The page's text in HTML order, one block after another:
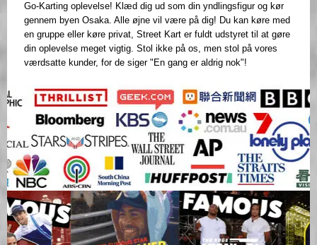
Go-Karting oplevelse! Klæd dig ud som din yndlingsfigur og kør
gennem byen Osaka. Alle øjne vil være på dig! Du kan køre med
en gruppe eller køre privat, Street Kart er fuldt udstyret til at gøre
din oplevelse meget vigtig. Stol ikke på os, men stol på vores
værdsatte kunder, for de siger "En gang er aldrig nok"!